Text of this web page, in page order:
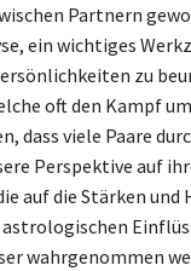
Partnern
ein wichtiges
zu
oft den Kampf
dass viele Paare
Perspektive auf
auf die Stärken und
wahrgenommen